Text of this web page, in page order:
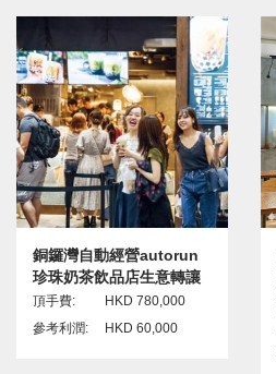
銅鑼灣自動經營autorun
珍珠奶茶飲品店生意轉讓
頂手費:
HKD 780,000
參考利潤:
HKD 60,000